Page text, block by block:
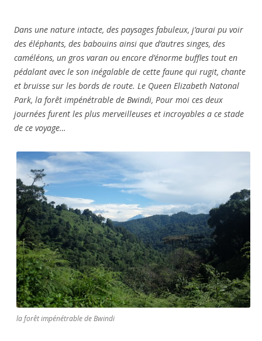
Dans une nature intacte, des paysages fabuleux, j’aurai pu voir
des éléphants, des babouins ainsi que d’autres singes, des
caméléons, un gros varan ou encore d’énorme buffles tout en
pédalant avec le son inégalable de cette faune qui rugit, chante
et bruisse sur les bords de route. Le Queen Elizabeth Natonal
Park, la forêt impénétrable de Bwindi, Pour moi ces deux
journées furent les plus merveilleuses et incroyables a ce stade
de ce voyage…
la forêt impénétrable de Bwindi